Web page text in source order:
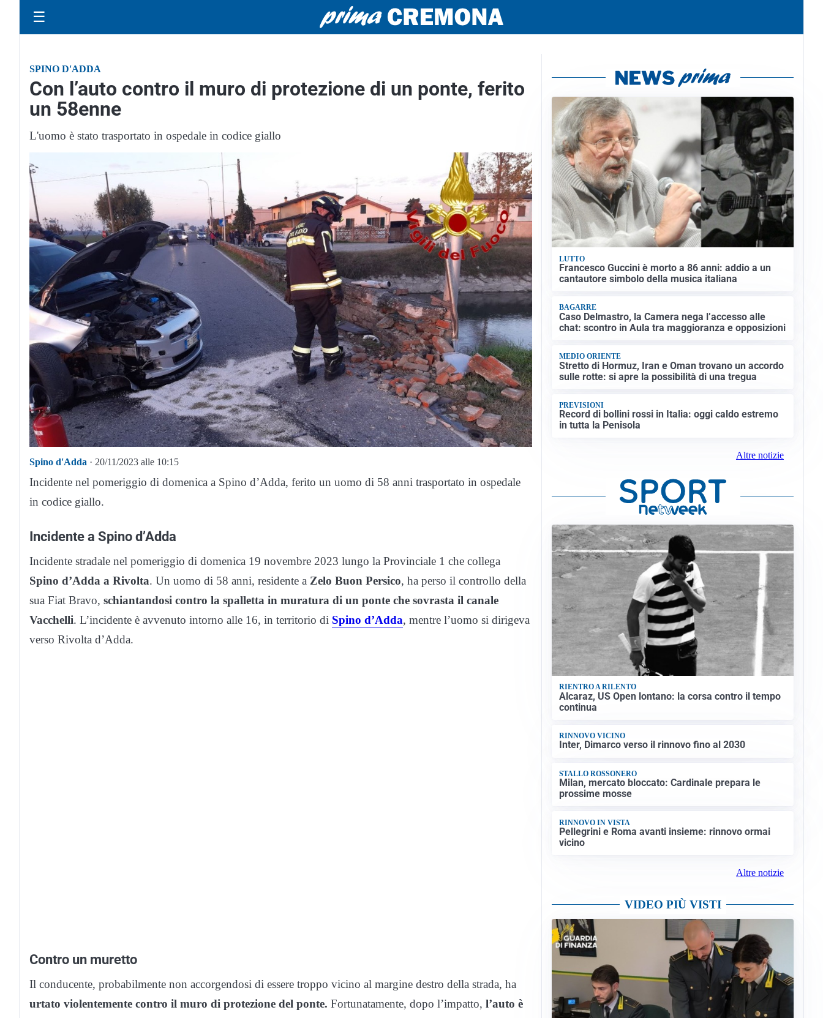
☰
SPINO D'ADDA
Con l’auto contro il muro di protezione di un ponte, ferito
un 58enne
L'uomo è stato trasportato in ospedale in codice giallo
Spino d'Adda · 20/11/2023 alle 10:15
Incidente nel pomeriggio di domenica a Spino d’Adda, ferito un uomo di 58 anni trasportato in ospedale
in codice giallo.
Incidente a Spino d’Adda
Incidente stradale nel pomeriggio di domenica 19 novembre 2023 lungo la Provinciale 1 che collega
Spino d’Adda a Rivolta. Un uomo di 58 anni, residente a Zelo Buon Persico, ha perso il controllo della
sua Fiat Bravo, schiantandosi contro la spalletta in muratura di un ponte che sovrasta il canale
Vacchelli. L’incidente è avvenuto intorno alle 16, in territorio di Spino d’Adda, mentre l’uomo si dirigeva
verso Rivolta d’Adda.
Contro un muretto
Il conducente, probabilmente non accorgendosi di essere troppo vicino al margine destro della strada, ha
urtato violentemente contro il muro di protezione del ponte. Fortunatamente, dopo l’impatto, l’auto è
LUTTO
Francesco Guccini è morto a 86 anni: addio a un
cantautore simbolo della musica italiana
BAGARRE
Caso Delmastro, la Camera nega l’accesso alle
chat: scontro in Aula tra maggioranza e opposizioni
MEDIO ORIENTE
Stretto di Hormuz, Iran e Oman trovano un accordo
sulle rotte: si apre la possibilità di una tregua
PREVISIONI
Record di bollini rossi in Italia: oggi caldo estremo
in tutta la Penisola
Altre notizie
RIENTRO A RILENTO
Alcaraz, US Open lontano: la corsa contro il tempo
continua
RINNOVO VICINO
Inter, Dimarco verso il rinnovo fino al 2030
STALLO ROSSONERO
Milan, mercato bloccato: Cardinale prepara le
prossime mosse
RINNOVO IN VISTA
Pellegrini e Roma avanti insieme: rinnovo ormai
vicino
Altre notizie
VIDEO PIÙ VISTI